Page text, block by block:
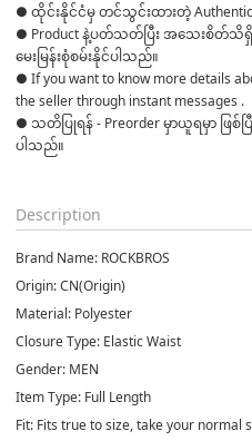
● ထိုင်းနိုင်ငံမှ တင်သွင်းထားတဲ့
● Product နဲ့ပတ်သတ်ပြီး အသေးစိတ်သိရှိ
မေးမြန်းစုံစမ်းနိုင်ပါသည်။
● If you want to know more details
the seller through instant messages .
● သတိပြုရန် - Preorder မှာယူရမှာ ဖြစ်ပ
ပါသည်။
Description
Brand Name: ROCKBROS
Origin: CN(Origin)
Material: Polyester
Closure Type: Elastic Waist
Gender: MEN
Item Type: Full Length
Fit: Fits true to size, take your normal